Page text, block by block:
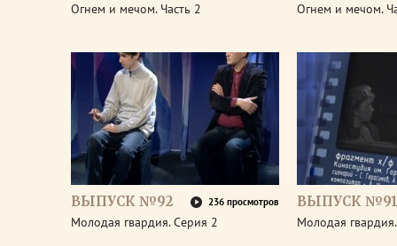
Огнем и мечом. Часть 2 Огнем и мечом.
ВЫПУСК №92 236 просмотров
Молодая гвардия. Серия 2
ВЫПУСК №91
Молодая